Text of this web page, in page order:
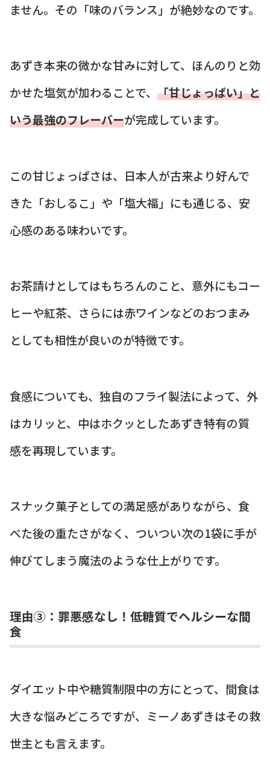
ません。その「味のバランス」が絶妙なのです。
あずき本来の微かな甘みに対して、ほんのりと効
かせた塩気が加わることで、 「甘じょっぱい」と
いう最強のフレーバーが完成しています。
この甘じょっぱさは、日本人が古来より好んで
きた「おしるこ」や「塩大福」にも通じる、安
心感のある味わいです。
お茶請けとしてはもちろんのこと、意外にもコー
ヒーや紅茶、さらには赤ワインなどのおつまみ
としても相性が良いのが特徴です。
食感についても、独自のフライ製法によって、外
はカリッと、中はホクッとしたあずき特有の質
感を再現しています。
スナック菓子としての満足感がありながら、食
べた後の重たさがなく、ついつい次の1袋に手が
伸びてしまう魔法のような仕上がりです。
理由③：罪悪感なし！低糖質でヘルシーな間
食
ダイエット中や糖質制限中の方にとって、間食は
大きな悩みどころですが、ミーノあずきはその救
世主とも言えます。